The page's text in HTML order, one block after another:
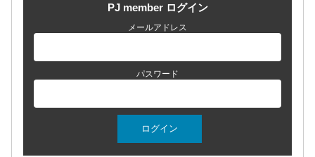
PJ member ログイン
メールアドレス
パスワード